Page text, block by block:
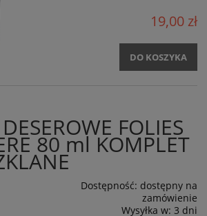
19,00 zł
DO KOSZYKA
FOLIES
80 ml KOMPLET
Dostępność: dostępny na
zamówienie
Wysyłka w: 3 dni